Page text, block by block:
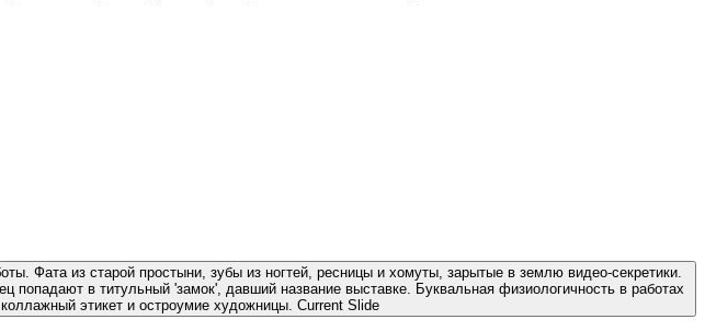
Фата из старой простыни, зубы из ногтей, ресницы и хомуты, зарытые в землю видео-секретики.
в титульный 'замок', давший название выставке. Буквальная физиологичность в работах
этикет и остроумие художницы. Current Slide